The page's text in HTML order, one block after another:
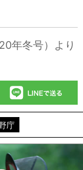
年冬号）より
庁